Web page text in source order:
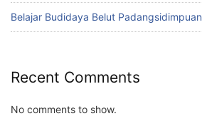
Belajar Budidaya Belut Padangsidimpuan
Recent Comments
No comments to show.